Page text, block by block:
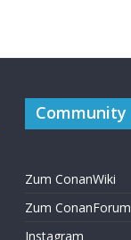
Community
Zum ConanWiki
Zum ConanForum
Instagram